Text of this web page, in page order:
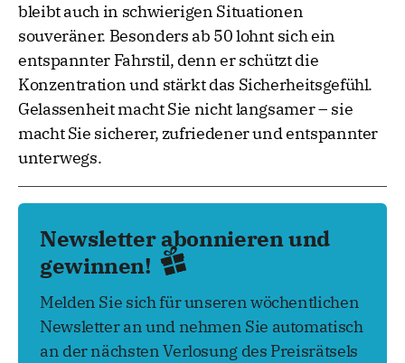
bleibt auch in schwierigen Situationen
souveräner. Besonders ab 50 lohnt sich ein
entspannter Fahrstil, denn er schützt die
Konzentration und stärkt das Sicherheitsgefühl.
Gelassenheit macht Sie nicht langsamer – sie
macht Sie sicherer, zufriedener und entspannter
unterwegs.
Newsletter abonnieren und
gewinnen!
Melden Sie sich für unseren wöchentlichen
Newsletter an und nehmen Sie automatisch
an der nächsten Verlosung des Preisrätsels